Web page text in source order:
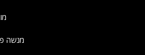
מנשה